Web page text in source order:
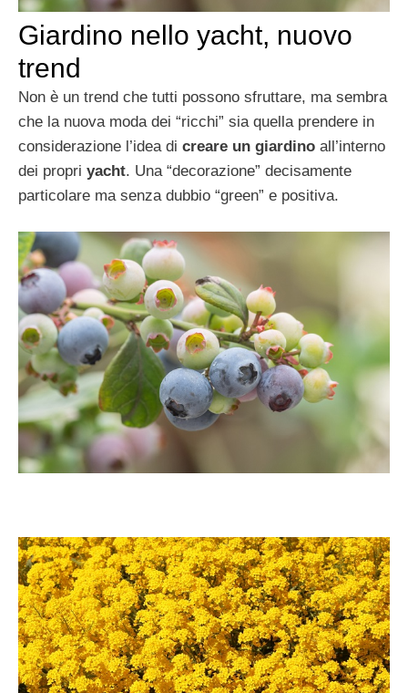
Giardino nello yacht, nuovo
trend
Non è un trend che tutti possono sfruttare, ma sembra
che la nuova moda dei “ricchi” sia quella prendere in
considerazione l’idea di creare un giardino all’interno
dei propri yacht. Una “decorazione” decisamente
particolare ma senza dubbio “green” e positiva.